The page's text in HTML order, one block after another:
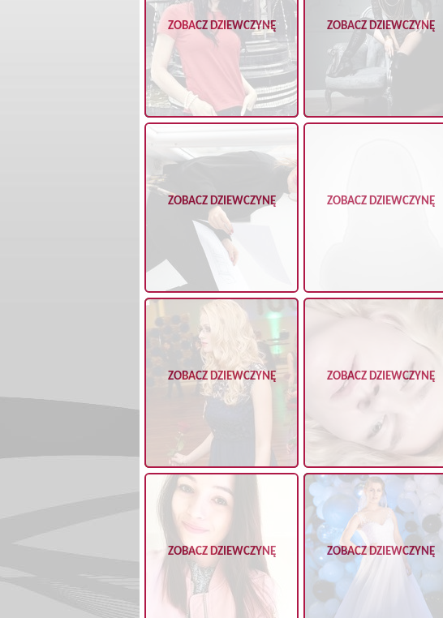
ZOBACZ DZIEWCZYNĘ ZOBACZ DZIEWCZYNĘ
ZOBACZ DZIEWCZYNĘ ZOBACZ DZIEWCZYNĘ
ZOBACZ DZIEWCZYNĘ ZOBACZ DZIEWCZYNĘ
ZOBACZ DZIEWCZYNĘ ZOBACZ DZIEWCZYNĘ